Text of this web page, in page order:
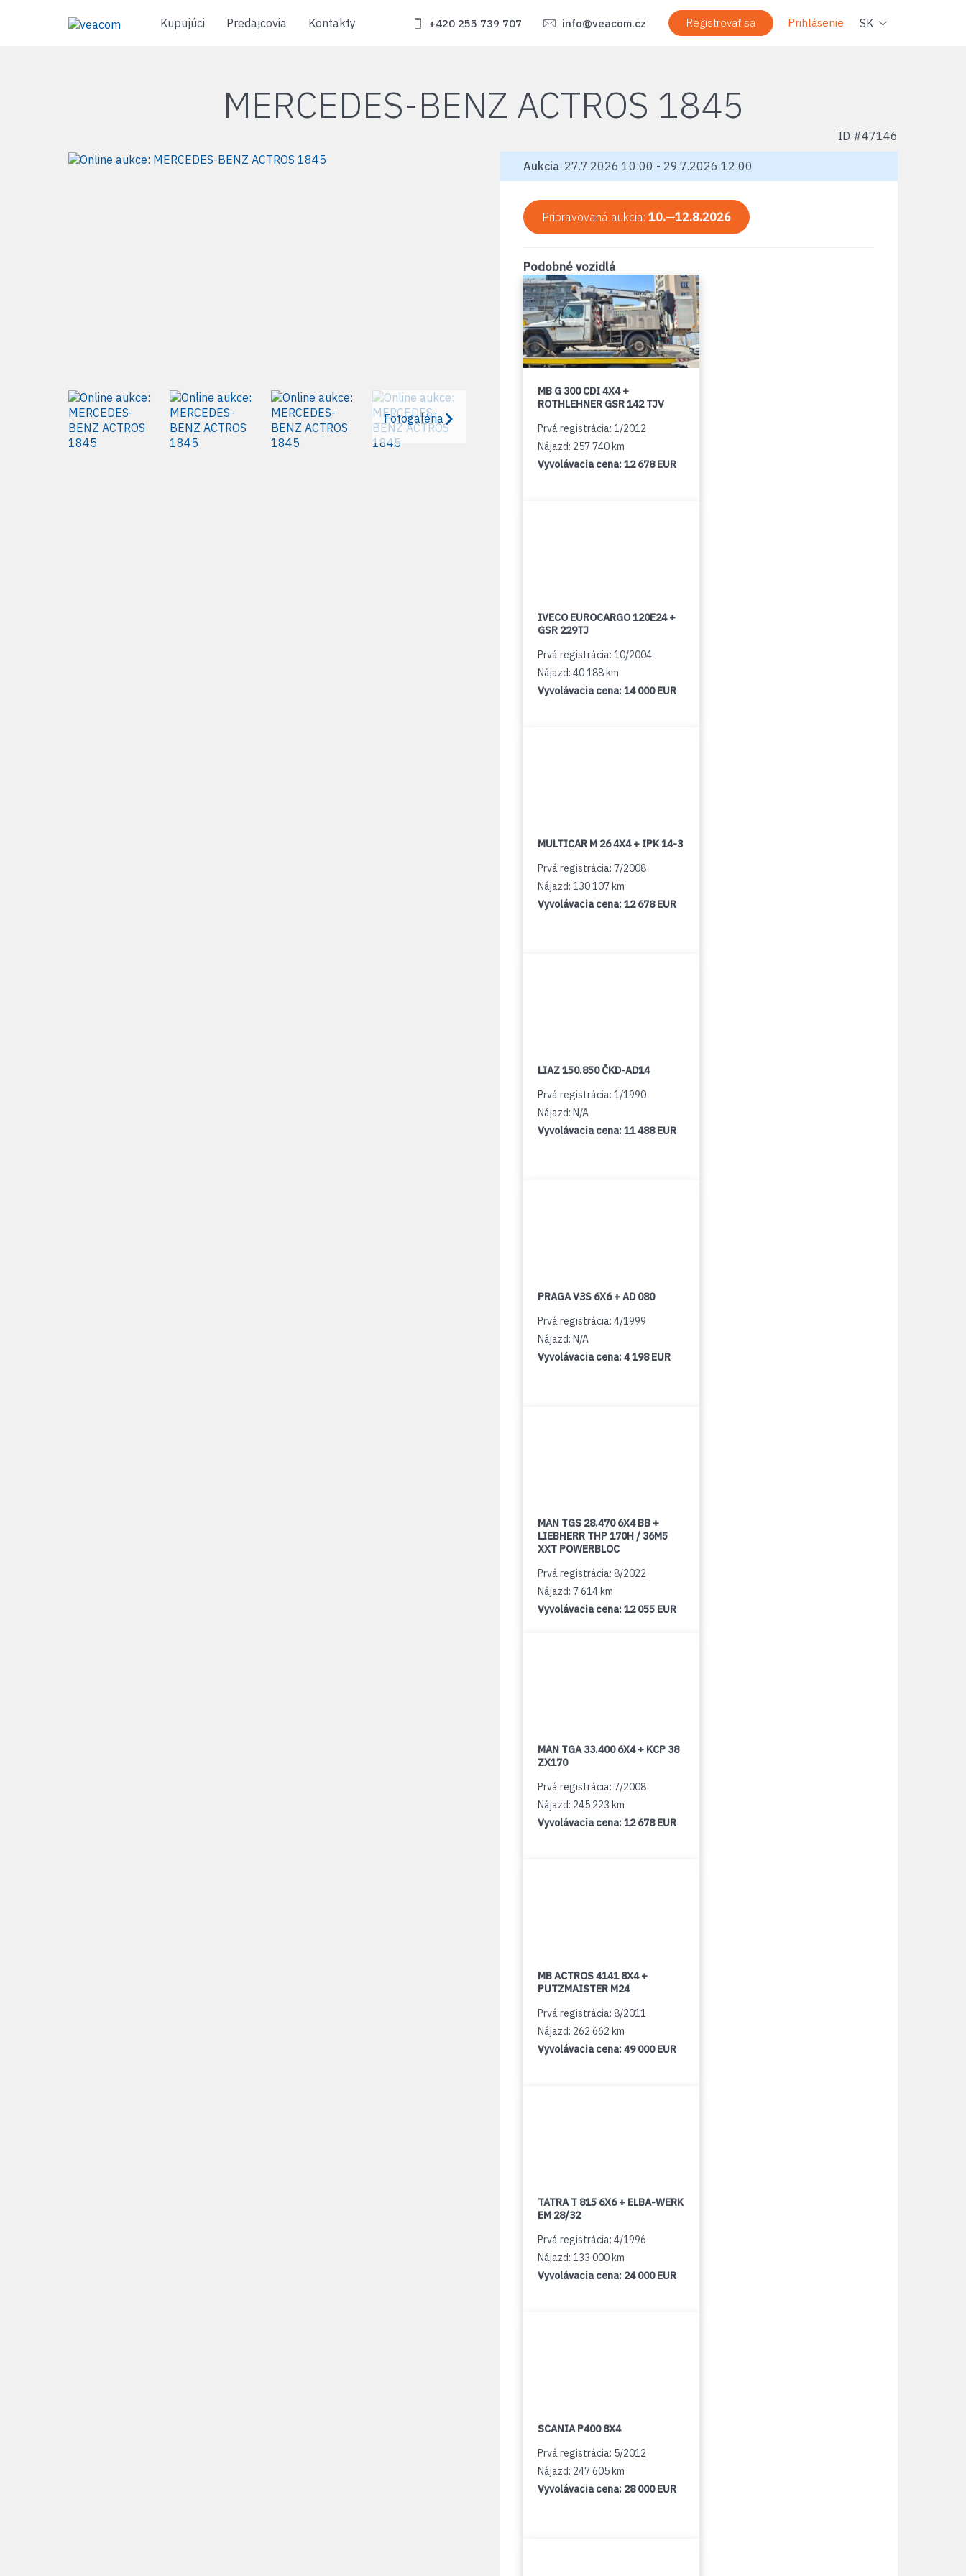
Kupujúci Predajcovia Kontakty Registrovať sa Prihlásenie
+420 255 739 707 info@veacom.cz SK
MERCEDES-BENZ ACTROS 1845
ID #47146
Fotogaléria
Aukcia 27.7.2026 10:00 - 29.7.2026 12:00
Pripravovaná aukcia: 10.—12.8.2026
Podobné vozidlá
MB G 300 CDI 4X4 +
ROTHLEHNER GSR 142 TJV
Prvá registrácia: 1/2012
Nájazd: 257 740 km
Vyvolávacia cena:12 678 EUR
IVECO EUROCARGO 120E24 +
GSR 229TJ
Prvá registrácia: 10/2004
Nájazd: 40 188 km
Vyvolávacia cena:14 000 EUR
MULTICAR M 26 4X4 + IPK 14-3
Prvá registrácia: 7/2008
Nájazd: 130 107 km
Vyvolávacia cena:12 678 EUR
LIAZ 150.850 ČKD-AD14
Prvá registrácia: 1/1990
Nájazd: N/A
Vyvolávacia cena:11 488 EUR
PRAGA V3S 6X6 + AD 080
Prvá registrácia: 4/1999
Nájazd: N/A
Vyvolávacia cena:4 198 EUR
MAN TGS 28.470 6X4 BB +
LIEBHERR THP 170H / 36M5
XXT POWERBLOC
Prvá registrácia: 8/2022
Nájazd: 7 614 km
Vyvolávacia cena:12 055 EUR
MAN TGA 33.400 6X4 + KCP 38
ZX170
Prvá registrácia: 7/2008
Nájazd: 245 223 km
Vyvolávacia cena:12 678 EUR
MB ACTROS 4141 8X4 +
PUTZMAISTER M24
Prvá registrácia: 8/2011
Nájazd: 262 662 km
Vyvolávacia cena:49 000 EUR
TATRA T 815 6X6 + ELBA-WERK
EM 28/32
Prvá registrácia: 4/1996
Nájazd: 133 000 km
Vyvolávacia cena: 24 000 EUR
SCANIA P400 8X4
Prvá registrácia: 5/2012
Nájazd: 247 605 km
Vyvolávacia cena: 28 000 EUR